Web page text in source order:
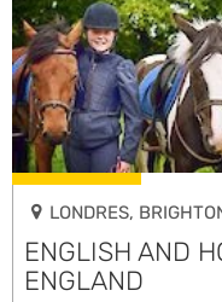
LONDRES,
ENGLISH AND
ENGLAND